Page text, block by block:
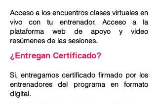
Acceso a los encuentros clases virtuales en
vivo con tu entrenador. Acceso a la
plataforma web de apoyo y video
resúmenes de las sesiones.
¿Entregan Certificado?
Si, entregamos certificado firmado por los
entrenadores del programa en formato
digital.